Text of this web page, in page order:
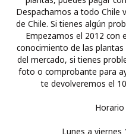
Despachamos a todo Chile
de Chile. Si tienes algún
Empezamos el 2012 con
conocimiento de las
del mercado, si tienes
foto o comprobante para
te devolveremos el
Lunes a viernes